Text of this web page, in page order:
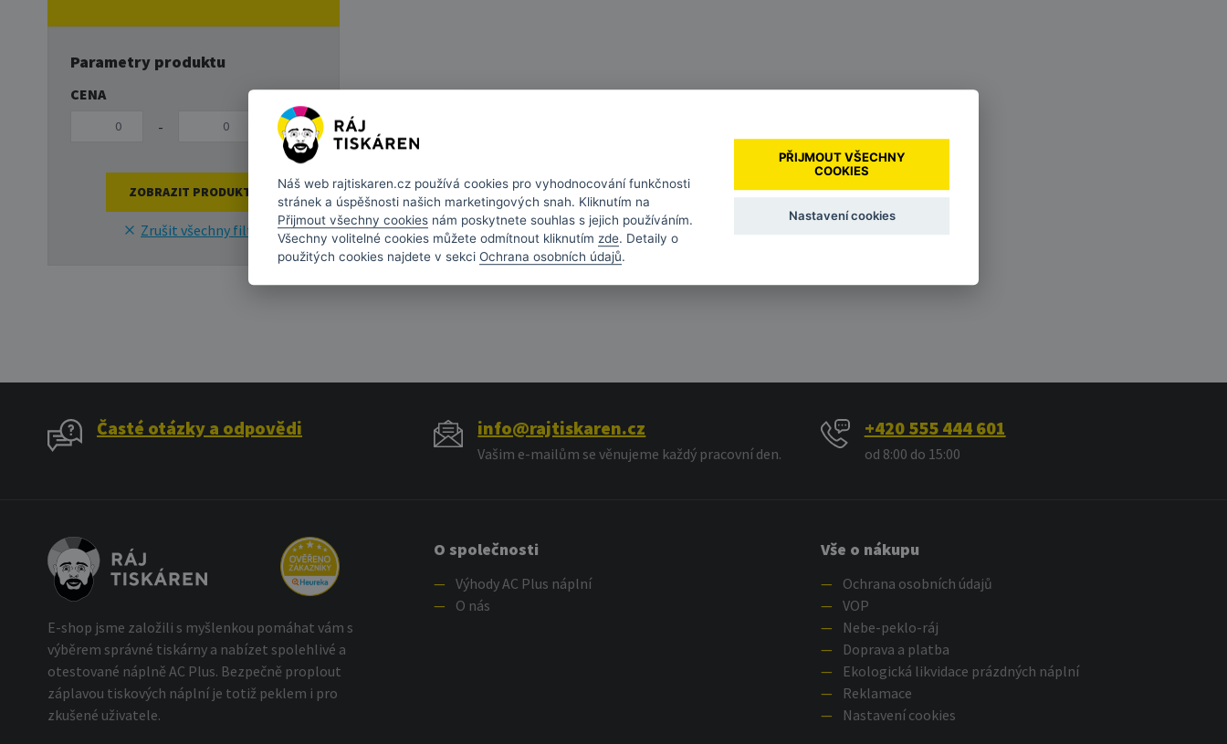
Parametry produktu
CENA
-
Zrušit všechny filtry
Časté otázky a odpovědi info@rajtiskaren.cz
Vašim e-mailům se věnujeme každý pracovní den.
+420 555 444 601
od 8:00 do 15:00
E-shop jsme založili s myšlenkou pomáhat vám s
výběrem správné tiskárny a nabízet spolehlivé a
otestované náplně AC Plus. Bezpečně proplout
záplavou tiskových náplní je totiž peklem i pro
zkušené uživatele.
O společnosti
— Výhody AC Plus náplní
—
O nás
Vše o nákupu
—
Ochrana osobních údajů
— VOP
—
Nebe-peklo-ráj
—
Doprava a platba
—
Ekologická likvidace prázdných náplní
—
Reklamace
—
Nastavení cookies
Náš web rajtiskaren.cz používá cookies pro vyhodnocování funkčnosti
stránek a úspěšnosti našich marketingových snah. Kliknutím na
Přijmout všechny cookies nám poskytnete souhlas s jejich používáním.
Všechny volitelné cookies můžete odmítnout kliknutím zde. Detaily o
použitých cookies najdete v sekci Ochrana osobních údajů.
PŘIJMOUT VŠECHNY
COOKIES
Nastavení cookies